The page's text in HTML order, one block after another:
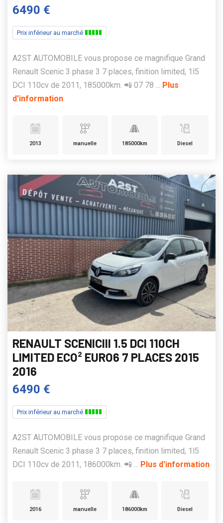
6490 €
Prix inférieur au marché
A2ST AUTOMOBILE vous propose ce magnifique Grand
Renault Scenic 3 phase 3 7 places, finition limited, 1l5
DCI 110cv de 2011, 185000km. 📲 07 78 ... Plus
d'information
2013 manuelle 185000km Diesel
RENAULT SCENICIII 1.5 DCI 110CH
LIMITED ECO² EURO6 7 PLACES 2015
2016
6490 €
Prix inférieur au marché
A2ST AUTOMOBILE vous propose ce magnifique Grand
Renault Scenic 3 phase 3 7 places, finition limited, 1l5
DCI 110cv de 2011, 186000km. 📲 ... Plus d'information
2016 manuelle 186000km Diesel